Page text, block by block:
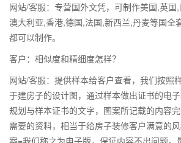
网站/客服：专营国外文凭，可制作美国,英国,
澳大利亚,香港,德国,法国,新西兰,丹麦等国全
都可以制作。
客户：相似度和精细度怎样？
网站/客服：提供样本给客户查看，我们按照
于建房子的设计图，通过样本做出证书的电
规划与样本证书的文字，图案所记载的内容
需要的资料，相当于给房子装修客户满意的
案=我们称之为电子版，保证内容不出问题。